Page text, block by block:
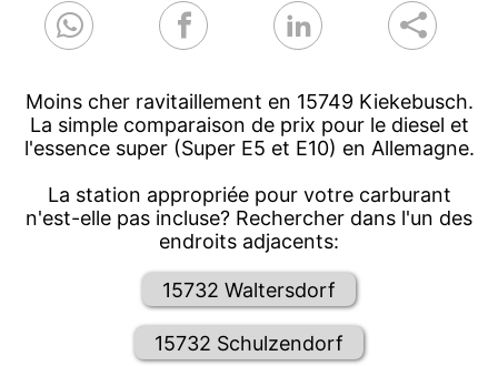
Moins cher ravitaillement en 15749 Kiekebusch.
La simple comparaison de prix pour le diesel et
l'essence super (Super E5 et E10) en Allemagne.
La station appropriée pour votre carburant
n'est-elle pas incluse? Rechercher dans l'un des
endroits adjacents:
15732 Waltersdorf
15732 Schulzendorf